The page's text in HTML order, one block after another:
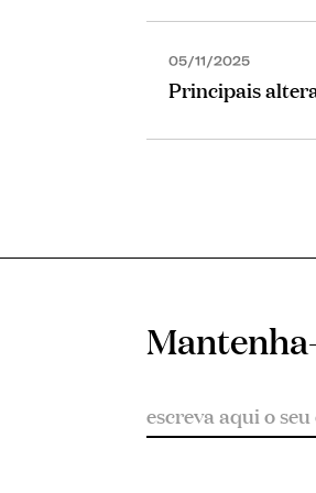
05/11/2025
Principais